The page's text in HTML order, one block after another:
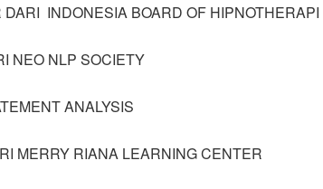
INDONESIA BOARD OF HIPNOTHERAPI
NEO NLP SOCIETY
ANALYSIS
MERRY RIANA LEARNING CENTER